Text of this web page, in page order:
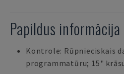
Papildus informācija
Kontrole: Rūpnieciskais
programmatūru; 15"